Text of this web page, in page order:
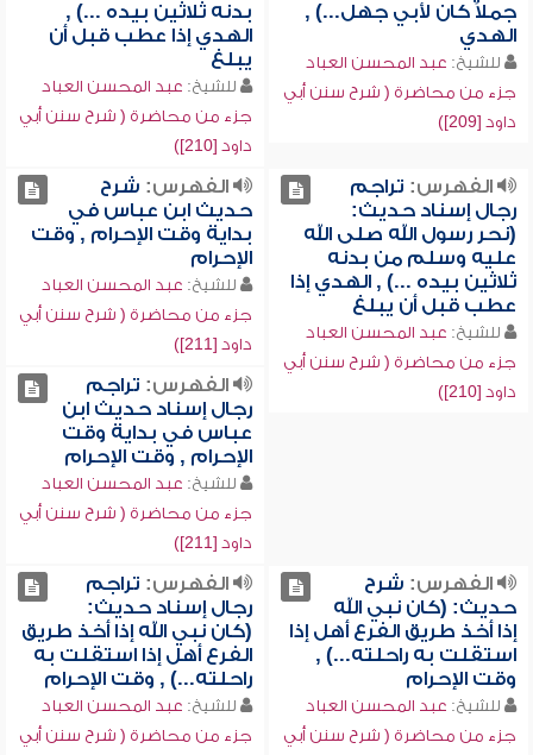
جملاً كان لأبي جهل...) ,
الهدي
للشيخ: عبد المحسن العباد
جزء من محاضرة ( شرح سنن أبي
داود [209])
بدنه ثلاثين بيده ...) ,
الهدي إذا عطب قبل أن
يبلغ
للشيخ: عبد المحسن العباد
جزء من محاضرة ( شرح سنن أبي
داود [210])
الفهرس: تراجم
رجال إسناد حديث:
(نحر رسول الله صلى الله
عليه وسلم من بدنه
ثلاثين بيده ...) , الهدي إذا
عطب قبل أن يبلغ
للشيخ: عبد المحسن العباد
جزء من محاضرة ( شرح سنن أبي
داود [210])
الفهرس: شرح
حديث ابن عباس في
بداية وقت الإحرام , وقت
الإحرام
للشيخ: عبد المحسن العباد
جزء من محاضرة ( شرح سنن أبي
داود [211])
الفهرس: تراجم
رجال إسناد حديث ابن
عباس في بداية وقت
الإحرام , وقت الإحرام
للشيخ: عبد المحسن العباد
جزء من محاضرة ( شرح سنن أبي
داود [211])
الفهرس: شرح
حديث: (كان نبي الله
إذا أخذ طريق الفرع أهل إذا
استقلت به راحلته...) ,
وقت الإحرام
للشيخ: عبد المحسن العباد
جزء من محاضرة ( شرح سنن أبي
الفهرس: تراجم
رجال إسناد حديث:
(كان نبي الله إذا أخذ طريق
الفرع أهل إذا استقلت به
راحلته...) , وقت الإحرام
للشيخ: عبد المحسن العباد
جزء من محاضرة ( شرح سنن أبي